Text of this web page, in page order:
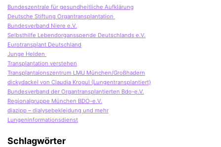
Bundeszentrale für gesundheitliche Aufklärung
Deutsche Stiftung Organtransplantation
Bundesverband Niere e.V.
Selbsthilfe Lebendorgansspende Deutschlands e.V.
Eurotransplant Deutschland
Junge Helden
Transplantation verstehen
Transplantaionszentrum LMU München/Großhadern
dickydackel von Claudia Krogul (Lungentransplantiert)
Bundesverband der Organtransplantierten Bdo-e.V.
Regionalgruppe München BDO-e.V.
diazipp – dialysebekleidung und mehr
Lungeninformationsdienst
Schlagwörter